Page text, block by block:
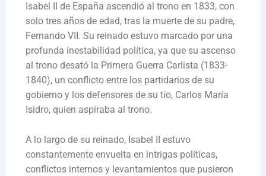
Isabel II de España ascendió al trono en 1833, con
solo tres años de edad, tras la muerte de su padre,
Fernando VII. Su reinado estuvo marcado por una
profunda inestabilidad política, ya que su ascenso
al trono desató la Primera Guerra Carlista (1833-
1840), un conflicto entre los partidarios de su
gobierno y los defensores de su tío, Carlos María
Isidro, quien aspiraba al trono.
A lo largo de su reinado, Isabel II estuvo
constantemente envuelta en intrigas políticas,
conflictos internos y levantamientos que pusieron